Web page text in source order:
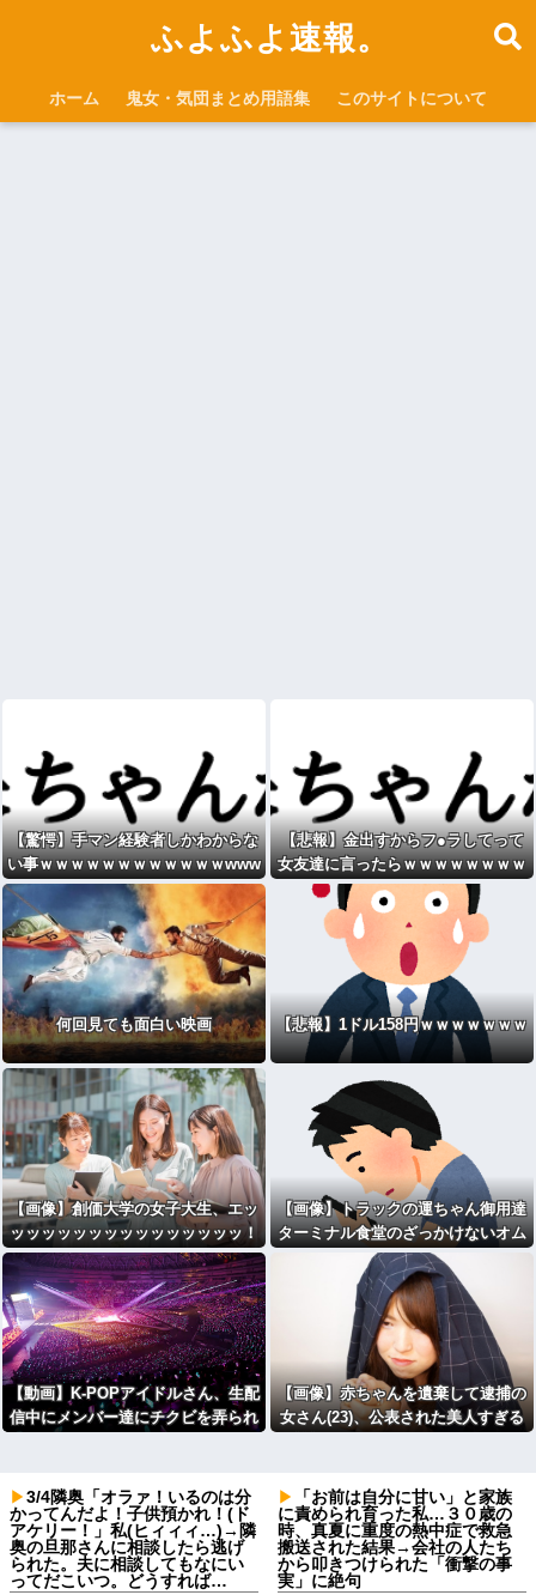
ふよふよ速報。
ホーム 鬼女・気団まとめ用語集 このサイトについて
【驚愕】手マン経験者しかわからな
い事ｗｗｗｗｗｗｗｗｗｗｗｗwww
w
【悲報】金出すからフ●ラしてって
女友達に言ったらｗｗｗｗｗｗｗｗ
ｗｗwwww
何回見ても面白い映画 【悲報】1ドル158円ｗｗｗｗｗｗｗ
【画像】創価大学の女子大生、エッ
ッッッッッッッッッッッッッッッ！
【画像】トラックの運ちゃん御用達
ターミナル食堂のざっかけないオム
ライスｗｗｗｗｗｗｗｗｗｗ
【動画】K-POPアイドルさん、生配
信中にメンバー達にチクビを弄られ
【画像】赤ちゃんを遺棄して逮捕の
女さん(23)、公表された美人すぎる
3/4隣奥「オラァ！いるのは分
かってんだよ！子供預かれ！(ド
アケリー！」私(ヒィィィ…)→隣
奥の旦那さんに相談したら逃げ
られた。夫に相談してもなにい
ってだこいつ。どうすれば…
「お前は自分に甘い」と家族
に責められ育った私…３０歳の
時、真夏に重度の熱中症で救急
搬送された結果→会社の人たち
から叩きつけられた「衝撃の事
実」に絶句